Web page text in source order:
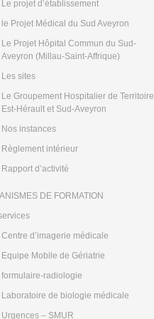
Le projet d’établissement
le Projet Médical du Sud Aveyron
Le Projet Hôpital Commun du Sud-
Aveyron (Millau-Saint-Affrique)
Les sites
Le Groupement Hospitalier de Territoire
Est-Hérault et Sud-Aveyron
Nos instances
Règlement intérieur
Rapport d’activité
DE FORMATION
Centre d’imagerie médicale
Equipe Mobile de Gériatrie
formulaire-radiologie
Laboratoire de biologie médicale
Urgences – SMUR